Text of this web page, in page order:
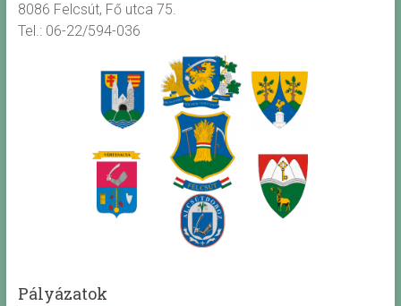
8086 Felcsút, Fő utca 75.
Tel.: 06-22/594-036
Pályázatok